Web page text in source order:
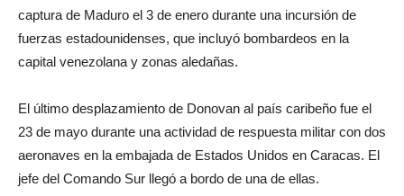
captura de Maduro el 3 de enero durante una incursión de
fuerzas estadounidenses, que incluyó bombardeos en la
capital venezolana y zonas aledañas.
El último desplazamiento de Donovan al país caribeño fue el
23 de mayo durante una actividad de respuesta militar con dos
aeronaves en la embajada de Estados Unidos en Caracas. El
jefe del Comando Sur llegó a bordo de una de ellas.